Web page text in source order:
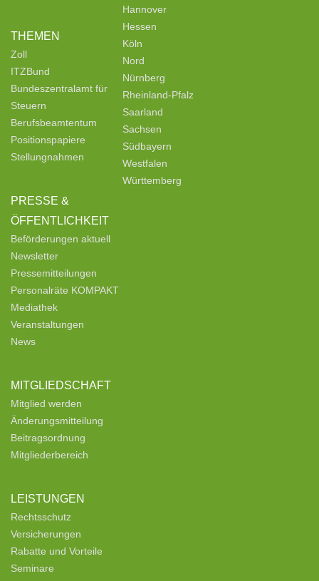
THEMEN
Zoll
ITZBund
Bundeszentralamt für
Steuern
Berufsbeamtentum
Positionspapiere
Stellungnahmen
PRESSE &
ÖFFENTLICHKEIT
Beförderungen aktuell
Newsletter
Pressemitteilungen
Personalräte KOMPAKT
Mediathek
Veranstaltungen
News
MITGLIEDSCHAFT
Mitglied werden
Änderungsmitteilung
Beitragsordnung
Mitgliederbereich
LEISTUNGEN
Rechtsschutz
Versicherungen
Rabatte und Vorteile
Seminare
Hannover
Hessen
Köln
Nord
Nürnberg
Rheinland-Pfalz
Saarland
Sachsen
Südbayern
Westfalen
Württemberg